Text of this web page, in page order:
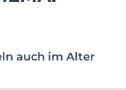
auch im Alter